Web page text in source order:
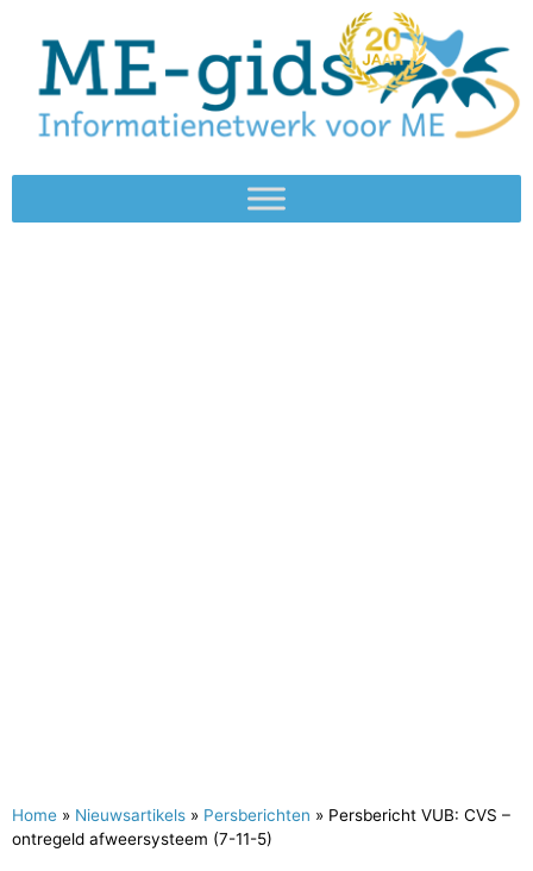
Home » Nieuwsartikels » Persberichten » Persbericht VUB: CVS –
ontregeld afweersysteem (7-11-5)